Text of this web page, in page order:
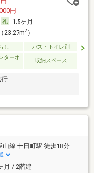
円
1.5ヶ月
23.27m2）
し バス・トイレ別
ターホ
収納スペース
行
山線 十日町駅 徒歩18分
月 / 2階建